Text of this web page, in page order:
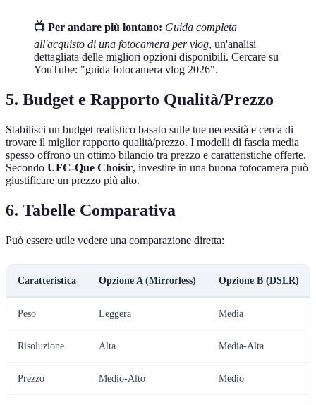
📺 Per andare più lontano: Guida completa
all'acquisto di una fotocamera per vlog, un'analisi
dettagliata delle migliori opzioni disponibili. Cercare su
YouTube: "guida fotocamera vlog 2026".
5. Budget e Rapporto Qualità/Prezzo
Stabilisci un budget realistico basato sulle tue necessità e cerca di
trovare il miglior rapporto qualità/prezzo. I modelli di fascia media
spesso offrono un ottimo bilancio tra prezzo e caratteristiche offerte.
Secondo UFC-Que Choisir, investire in una buona fotocamera può
giustificare un prezzo più alto.
6. Tabelle Comparativa
Può essere utile vedere una comparazione diretta:
Caratteristica Opzione A (Mirrorless) Opzione B (DSLR)
Peso Leggera Media
Risoluzione Alta Media-Alta
Prezzo Medio-Alto Medio